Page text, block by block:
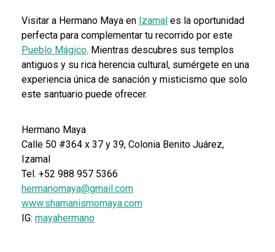
Visitar a Hermano Maya en Izamal es la oportunidad
perfecta para complementar tu recorrido por este
Pueblo Mágico. Mientras descubres sus templos
antiguos y su rica herencia cultural, sumérgete en una
experiencia única de sanación y misticismo que solo
este santuario puede ofrecer.
Hermano Maya
Calle 50 #364 x 37 y 39, Colonia Benito Juárez,
Izamal
Tel. +52 988 957 5366
hermanomaya@gmail.com
www.shamanismomaya.com
IG: mayahermano